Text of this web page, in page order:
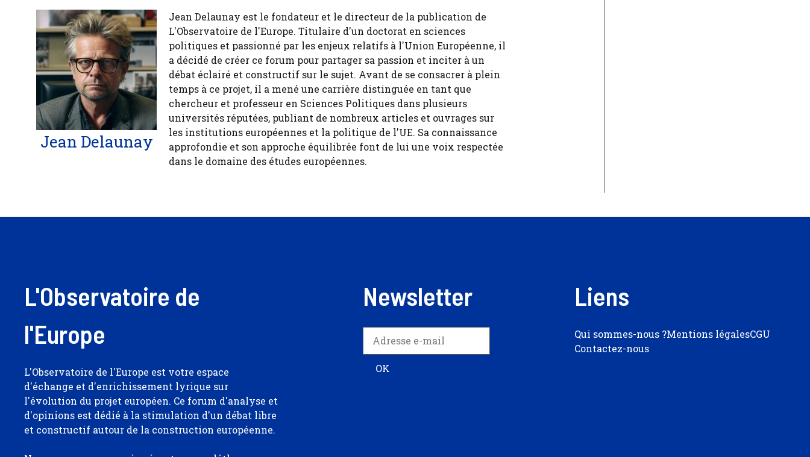
Jean Delaunay
Jean Delaunay est le fondateur et le directeur de la publication de
L'Observatoire de l'Europe. Titulaire d'un doctorat en sciences
politiques et passionné par les enjeux relatifs à l'Union Européenne, il
a décidé de créer ce forum pour partager sa passion et inciter à un
débat éclairé et constructif sur le sujet. Avant de se consacrer à plein
temps à ce projet, il a mené une carrière distinguée en tant que
chercheur et professeur en Sciences Politiques dans plusieurs
universités réputées, publiant de nombreux articles et ouvrages sur
les institutions européennes et la politique de l'UE. Sa connaissance
approfondie et son approche équilibrée font de lui une voix respectée
dans le domaine des études européennes.
L'Observatoire de
l'Europe
L'Observatoire de l'Europe est votre espace
d'échange et d'enrichissement lyrique sur
l'évolution du projet européen. Ce forum d'analyse et
d'opinions est dédié à la stimulation d'un débat libre
et constructif autour de la construction européenne.
Newsletter Liens
Qui sommes-nous ?Mentions légalesCGU
Contactez-nous